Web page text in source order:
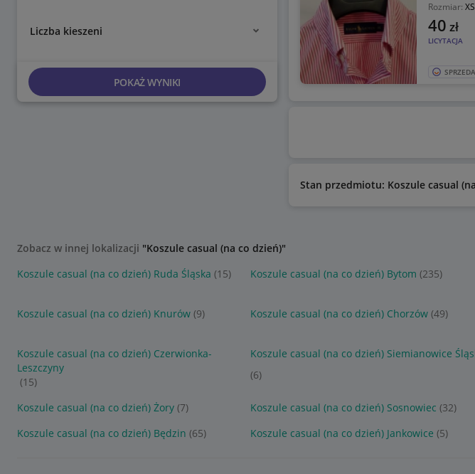
Liczba kieszeni
POKAŻ WYNIKI
Rozmiar: XS
LICYTACJA
40 zł
Stan przedmiotu: Koszule casual
Zobacz w innej lokalizacji "Koszule casual (na co dzień)"
Koszule casual (na co dzień) Ruda Śląska (15) Koszule casual (na co dzień) Bytom (235)
Koszule casual (na co dzień) Knurów (9) Koszule casual (na co dzień) Chorzów (49)
Koszule casual (na co dzień) Czerwionka-
Leszczyny
(15)
Koszule casual (na co dzień) Siemianowice
(6)
Koszule casual (na co dzień) Żory (7) Koszule casual (na co dzień) Sosnowiec (32)
Koszule casual (na co dzień) Będzin (65) Koszule casual (na co dzień) Jankowice (5)